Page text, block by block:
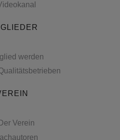
werden
Der Verein